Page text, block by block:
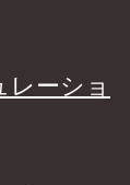
レーショ